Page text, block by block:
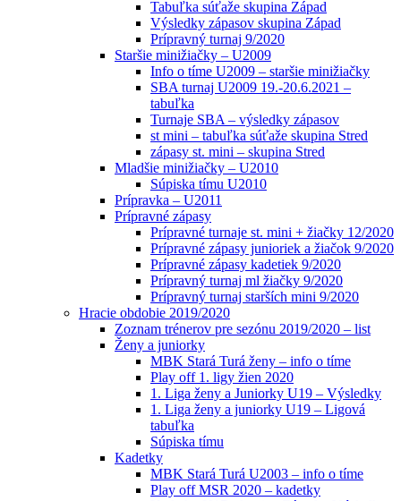
Tabuľka súťaže skupina Západ
Výsledky zápasov skupina Západ
Prípravný turnaj 9/2020
Staršie minižiačky – U2009
Info o tíme U2009 – staršie minižiačky
SBA turnaj U2009 19.-20.6.2021 –
tabuľka
Turnaje SBA – výsledky zápasov
st mini – tabuľka súťaže skupina Stred
zápasy st. mini – skupina Stred
Mladšie minižiačky – U2010
Súpiska tímu U2010
Prípravka – U2011
Prípravné zápasy
Prípravné turnaje st. mini + žiačky 12/2020
Prípravné zápasy junioriek a žiačok 9/2020
Prípravné zápasy kadetiek 9/2020
Prípravný turnaj ml žiačky 9/2020
Prípravný turnaj starších mini 9/2020
Hracie obdobie 2019/2020
Zoznam trénerov pre sezónu 2019/2020 – list
Ženy a juniorky
MBK Stará Turá ženy – info o tíme
Play off 1. ligy žien 2020
1. Liga ženy a Juniorky U19 – Výsledky
1. Liga ženy a juniorky U19 – Ligová
tabuľka
Súpiska tímu
Kadetky
MBK Stará Turá U2003 – info o tíme
Play off MSR 2020 – kadetky